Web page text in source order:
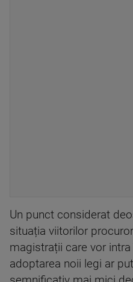
Un punct considerat
situația viitorilor
magistrații care vor
adoptarea noii legi ar